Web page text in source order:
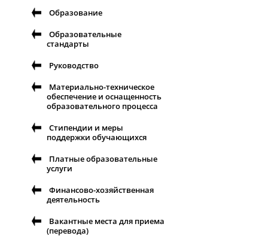
Образование
Образовательные
стандарты
Руководство
Материально-техническое
обеспечение и оснащенность
образовательного процесса
Стипендии и меры
поддержки обучающихся
Платные образовательные
услуги
Финансово-хозяйственная
деятельность
Вакантные места для приема
(перевода)